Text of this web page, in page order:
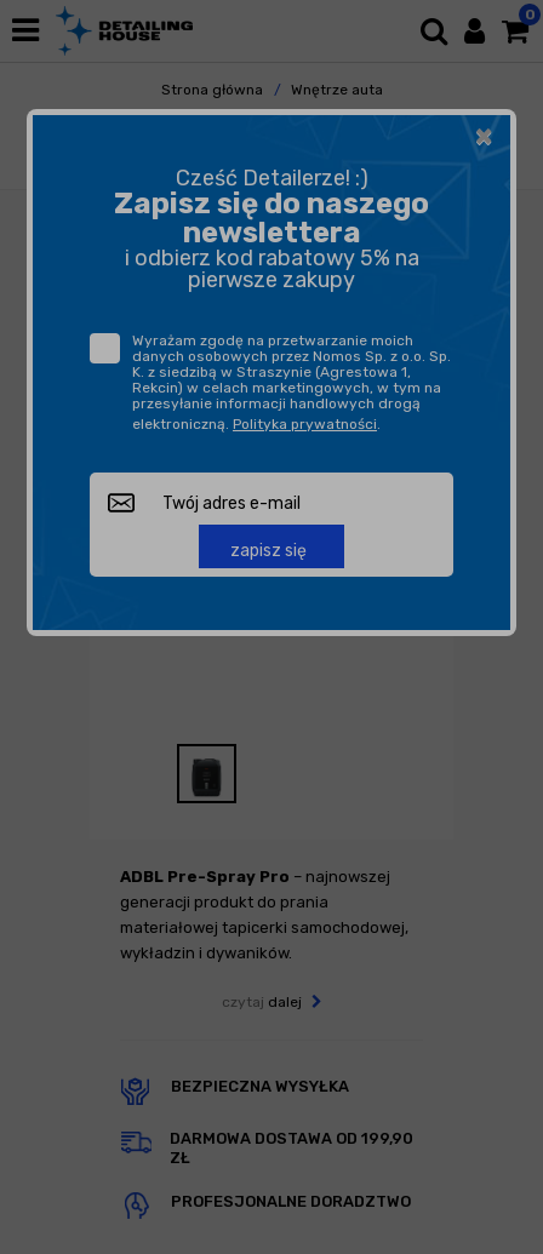
0
Strona główna
Wnętrze auta
Tapicerka i Dywaniki
Czyszczenie
ADBL Pre-Spray Pro – najnowszej
generacji produkt do prania
materiałowej tapicerki samochodowej,
wykładzin i dywaników.
czytaj dalej
BEZPIECZNA WYSYŁKA
DARMOWA DOSTAWA OD 199,90
ZŁ
PROFESJONALNE DORADZTWO
×
Cześć Detailerze! :)
Zapisz się do naszego
newslettera
i odbierz kod rabatowy 5% na
pierwsze zakupy
Wyrażam zgodę na przetwarzanie moich
danych osobowych przez Nomos Sp. z o.o. Sp.
K. z siedzibą w Straszynie (Agrestowa 1,
Rekcin) w celach marketingowych, w tym na
przesyłanie informacji handlowych drogą
elektroniczną. Polityka prywatności.
zapisz się